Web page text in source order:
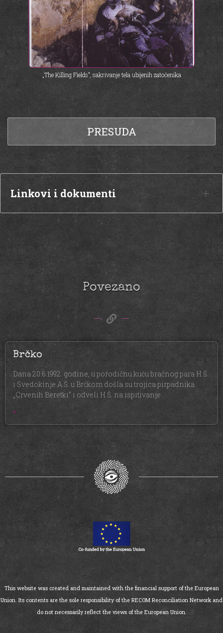
„The Killing Fields”, sakrivanje tela ubijenih zatočenika
PRESUDA
Linkovi i dokumenti
Povezano
Brčko
Dana 20.6.1992. godine, u porodičnu kuću bračnog para H.Š.
i Svedokinje A.Š. u Brčkom došla su trojica pirpadnika
„Crvenih Beretki“ i odveli H.Š. na ispitivanje.
»
This website was created and maintained with the financial support of the European
Union. Its contents are the sole responsibility of the RECOM Reconciliation Network and
do not necessarily reflect the views of the European Union.